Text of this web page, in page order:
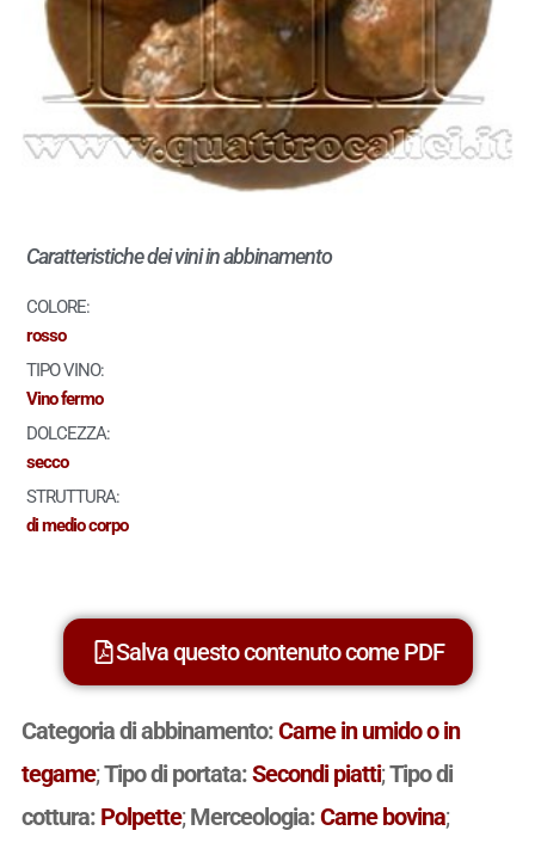
Caratteristiche dei vini in abbinamento
COLORE:
rosso
TIPO VINO:
Vino fermo
DOLCEZZA:
secco
STRUTTURA:
di medio corpo
Salva questo contenuto come PDF
Categoria di abbinamento:Carne in umido o in
tegame;Tipo di portata:Secondi piatti;Tipo di
cottura: Polpette;Merceologia:Carne bovina;